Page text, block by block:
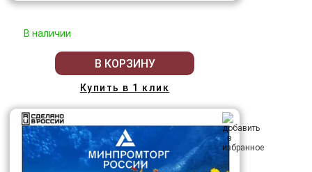
В наличии
В КОРЗИНУ
Купить в 1 клик